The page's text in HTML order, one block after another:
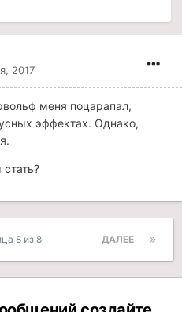
2017
меня поцарапал,
эффектах. Однако,
ДАЛЕЕ
8 из 8